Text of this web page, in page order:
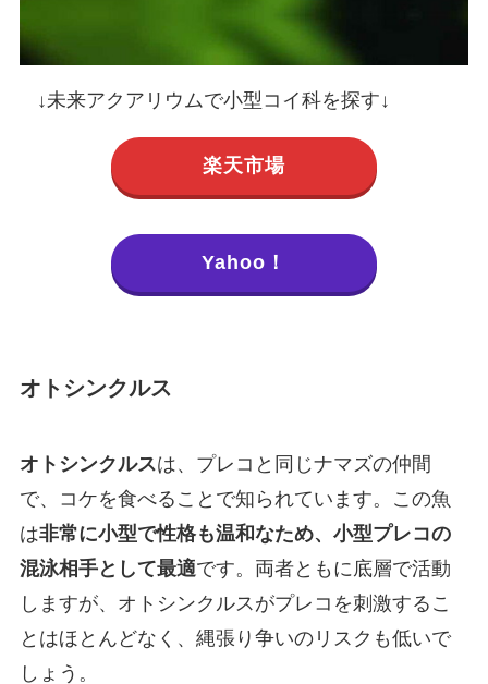
↓未来アクアリウムで小型コイ科を探す↓
楽天市場
Yahoo！
オトシンクルス
オトシンクルスは、プレコと同じナマズの仲間
で、コケを食べることで知られています。この魚
は非常に小型で性格も温和なため、小型プレコの
混泳相手として最適です。両者ともに底層で活動
しますが、オトシンクルスがプレコを刺激するこ
とはほとんどなく、縄張り争いのリスクも低いで
しょう。